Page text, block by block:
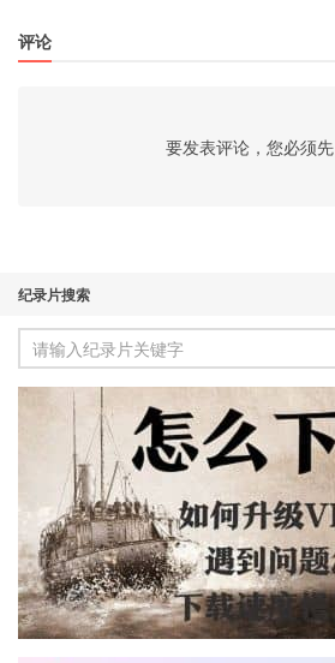
评论
要发表评论，您必须先
纪录片搜索